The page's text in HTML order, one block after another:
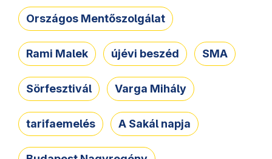
Országos Mentőszolgálat
Rami Malek újévi beszéd SMA
Sörfesztivál Varga Mihály
tarifaemelés A Sakál napja